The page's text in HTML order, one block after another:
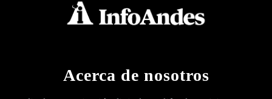
Acerca de nosotros